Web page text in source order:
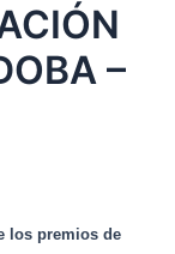
–
los premios de